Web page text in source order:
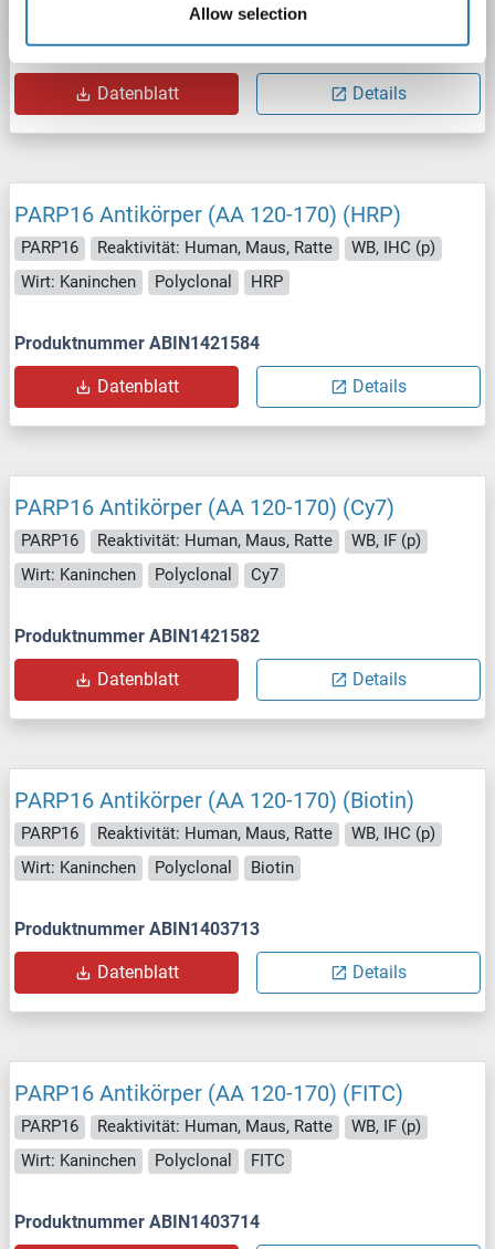
Allow selection
Produktnummer ABIN1421579
Datenblatt Details
PARP16 Antikörper (AA 120-170) (HRP)
PARP16 Reaktivität: Human, Maus, Ratte
WB, IHC (p)
Wirt: Kaninchen
Polyclonal HRP
Produktnummer ABIN1421584
Datenblatt Details
PARP16 Antikörper (AA 120-170) (Cy7)
PARP16 Reaktivität: Human, Maus, Ratte
WB, IF (p)
Wirt: Kaninchen
Polyclonal Cy7
Produktnummer ABIN1421582
Datenblatt Details
PARP16 Antikörper (AA 120-170) (Biotin)
PARP16 Reaktivität: Human, Maus, Ratte
WB, IHC (p)
Wirt: Kaninchen
Polyclonal Biotin
Produktnummer ABIN1403713
Datenblatt Details
PARP16 Antikörper (AA 120-170) (FITC)
PARP16 Reaktivität: Human, Maus, Ratte
WB, IF (p)
Wirt: Kaninchen
Polyclonal FITC
Produktnummer ABIN1403714